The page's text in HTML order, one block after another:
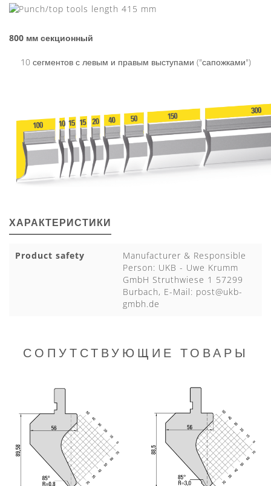
800 мм секционный
10 сегментов с левым и правым выступами ("сапожками")
ХАРАКТЕРИСТИКИ
Product safety
Manufacturer & Responsible
Person: UKB - Uwe Krumm
GmbH Struthwiese 1 57299
Burbach, E-Mail: post@ukb-
gmbh.de
СОПУТСТВУЮЩИЕ ТОВАРЫ